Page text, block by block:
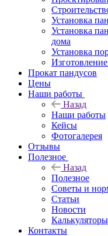
Установка
Установка
дома
Установка
Прокат пандусов
Цены
Наши работы
Назад
Наши работы
Кейсы
Фотогалерея
Отзывы
Полезное
Назад
Полезное
Советы и
Статьи
Новости
Калькуляторы
Контакты